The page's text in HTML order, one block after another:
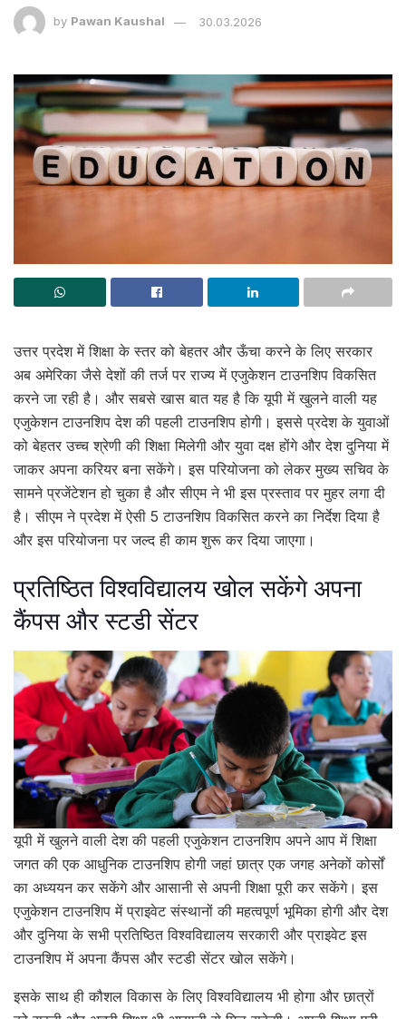
by Pawan Kaushal 30.03.2026
उत्तर प्रदेश में शिक्षा के स्तर को बेहतर और ऊँचा करने के लिए सरकार
अब अमेरिका जैसे देशों की तर्ज पर राज्य में एजुकेशन टाउनशिप विकसित
करने जा रही है। और सबसे खास बात यह है कि यूपी में खुलने वाली यह
एजुकेशन टाउनशिप देश की पहली टाउनशिप होगी। इससे प्रदेश के युवाओं
को बेहतर उच्च श्रेणी की शिक्षा मिलेगी और युवा दक्ष होंगे और देश दुनिया में
जाकर अपना करियर बना सकेंगे। इस परियोजना को लेकर मुख्य सचिव के
सामने प्रजेंटेशन हो चुका है और सीएम ने भी इस प्रस्ताव पर मुहर लगा दी
है। सीएम ने प्रदेश में ऐसी 5 टाउनशिप विकसित करने का निर्देश दिया है
और इस परियोजना पर जल्द ही काम शुरू कर दिया जाएगा।
प्रतिष्ठित विश्वविद्यालय खोल सकेंगे अपना
कैंपस और स्टडी सेंटर
यूपी में खुलने वाली देश की पहली एजुकेशन टाउनशिप अपने आप में शिक्षा
जगत की एक आधुनिक टाउनशिप होगी जहां छात्र एक जगह अनेकों कोर्सों
का अध्ययन कर सकेंगे और आसानी से अपनी शिक्षा पूरी कर सकेंगे। इस
एजुकेशन टाउनशिप में प्राइवेट संस्थानों की महत्वपूर्ण भूमिका होगी और देश
और दुनिया के सभी प्रतिष्ठित विश्वविद्यालय सरकारी और प्राइवेट इस
टाउनशिप में अपना कैंपस और स्टडी सेंटर खोल सकेंगे।
इसके साथ ही कौशल विकास के लिए विश्वविद्यालय भी होगा और छात्रों